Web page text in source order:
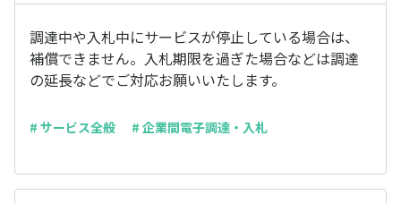
調達中や入札中にサービスが停止している場合は、
補償できません。入札期限を過ぎた場合などは調達
の延長などでご対応お願いいたします。
# サービス全般 # 企業間電子調達・入札